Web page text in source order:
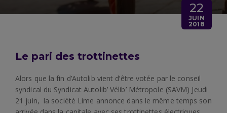
22
JUIN
2018
Le pari des trottinettes
Alors que la fin d’Autolib vient d’être votée par le conseil
syndical du Syndicat Autolib’ Vélib’ Métropole (SAVM) Jeudi
21 juin, la société Lime annonce dans le même temps son